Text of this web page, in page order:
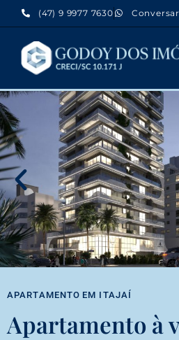
(47) 9 9977 7630
APARTAMENTO EM ITAJAÍ
Apartamento à